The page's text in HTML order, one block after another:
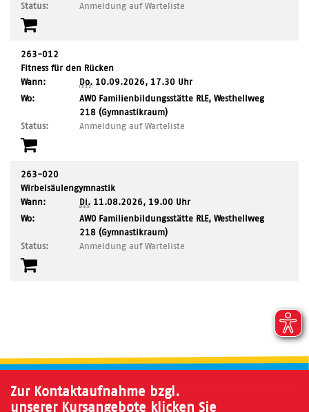
Status:
Anmeldung auf Warteliste
263-012
Fitness für den Rücken
Wann:
Do. 10.09.2026, 17.30 Uhr
Wo:
,
Ort:
AWO Familienbildungsstätte RLE, Westhellweg
218 (Gymnastikraum)
Status:
Anmeldung auf Warteliste
263-020
Wirbelsäulengymnastik
Wann:
Di. 11.08.2026, 19.00 Uhr
Wo:
,
Ort:
AWO Familienbildungsstätte RLE, Westhellweg
218 (Gymnastikraum)
Status:
Anmeldung auf Warteliste
Zur Kontaktaufnahme bzgl.
unserer Kursangebote klicken Sie